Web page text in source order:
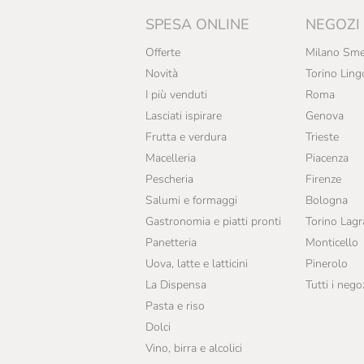
Attems
Aubry
Az. Agr. Laura Aschero
Azienda Agricola Caparsa
Baglio Di Grisi
Bajta Salez
Baladin
Bally
SPESA ONLINE
Offerte
Novità
I più venduti
Lasciati ispirare
Frutta e verdura
Macelleria
Pescheria
Salumi e formaggi
Gastronomia e piatti pronti
Panetteria
Uova, latte e latticini
La Dispensa
Pasta e riso
Dolci
Vino, birra e alcolici
NEGOZI
Milano
Torino
Roma
Genova
Trieste
Piacenza
Firenze
Bologna
Torino
Monticello
Pinerolo
Tutti i